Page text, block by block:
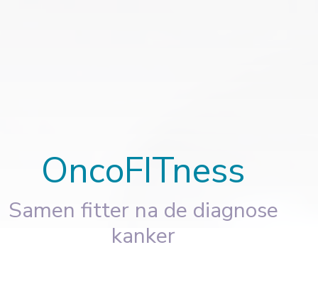
OncoFITness
Samen fitter na de diagnose
kanker